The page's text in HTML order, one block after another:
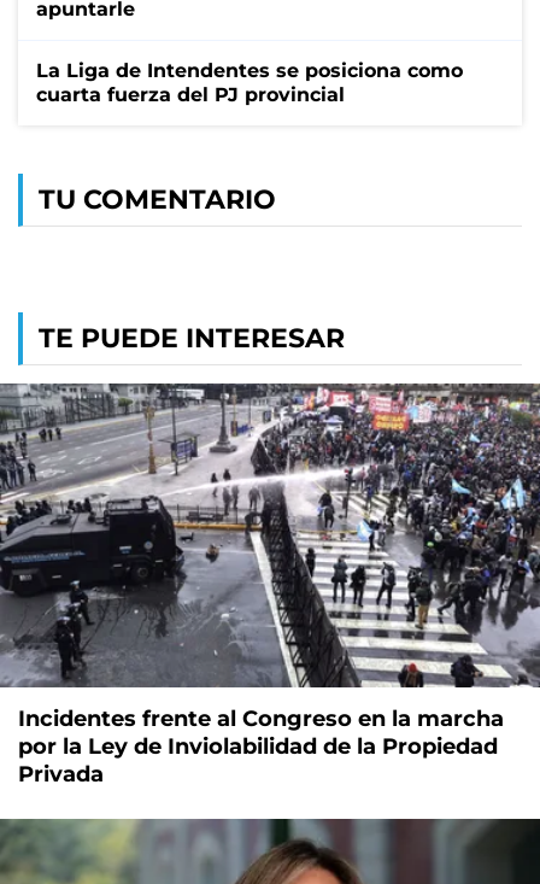
apuntarle
La Liga de Intendentes se posiciona como
cuarta fuerza del PJ provincial
TU COMENTARIO
TE PUEDE INTERESAR
Incidentes frente al Congreso en la marcha
por la Ley de Inviolabilidad de la Propiedad
Privada